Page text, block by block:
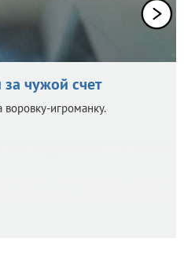
за чужой счет
игроманку.